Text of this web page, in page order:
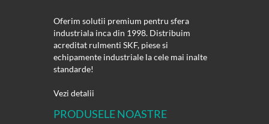
Oferim solutii premium pentru sfera
industriala inca din 1998. Distribuim
acreditat rulmenti SKF, piese si
echipamente industriale la cele mai inalte
standarde!
Vezi detalii
PRODUSELE NOASTRE